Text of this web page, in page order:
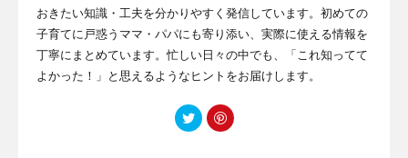
おきたい知識・工夫を分かりやすく発信しています。初めての
子育てに戸惑うママ・パパにも寄り添い、実際に使える情報を
丁寧にまとめています。忙しい日々の中でも、「これ知ってて
よかった！」と思えるようなヒントをお届けします。